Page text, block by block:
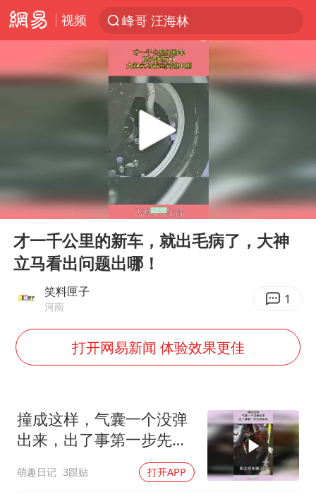
视频
峰哥 汪海林
解锁各地夏日限定体验
西湖突现狂风暴雨 游客瞬间被浇透
河南重大刑事案嫌疑人落网
黄金创今年来最大单周涨幅
视频丨中国东方电气集团原党组副书记、董事宋致远被查
金饰克价一夜涨回1300元
白海豚将正面袭击贯穿浙江
酒店回应车内过夜被收150元
网传《披荆斩棘2026》名单
浙江台州《告全体市民书》
香港宏福苑火灾或由烟头引起
西贝创始人贾国龙押注鲜羊赛道
Play
00:00 00:11
才一千公里的新车，就出毛病了，大神
立马看出问题出哪！
笑料匣子
河南 1
打开网易新闻 体验效果更佳
撞成这样，气囊一个没弹
出来，出了事第一步先挡
萌趣日记 3跟贴 打开APP